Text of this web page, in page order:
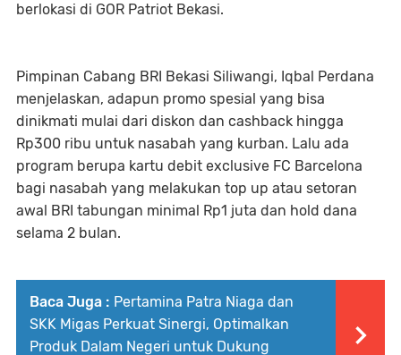
berlokasi di GOR Patriot Bekasi.
Pimpinan Cabang BRI Bekasi Siliwangi, Iqbal Perdana
menjelaskan, adapun promo spesial yang bisa
dinikmati mulai dari diskon dan cashback hingga
Rp300 ribu untuk nasabah yang kurban. Lalu ada
program berupa kartu debit exclusive FC Barcelona
bagi nasabah yang melakukan top up atau setoran
awal BRI tabungan minimal Rp1 juta dan hold dana
selama 2 bulan.
Baca Juga : Pertamina Patra Niaga dan
SKK Migas Perkuat Sinergi, Optimalkan
Produk Dalam Negeri untuk Dukung